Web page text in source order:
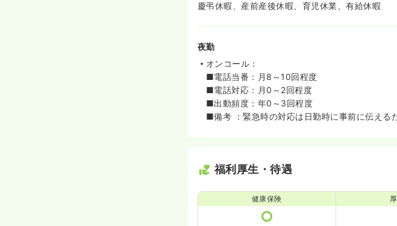
慶弔休暇、産前産後休暇、育児休業、有給休暇
夜勤
オンコール：
■電話当番：月8～10回程度
■電話対応：月0～2回程度
■出動頻度：年0～3回程度
■備考 ：緊急時の対応は日勤時に事前に伝える
福利厚生・待遇
健康保険